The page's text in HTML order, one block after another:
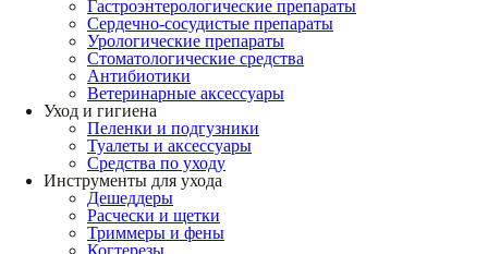
Гастроэнтерологические препараты
Сердечно-сосудистые препараты
Урологические препараты
Стоматологические средства
Антибиотики
Ветеринарные аксессуары
Уход и гигиена
Пеленки и подгузники
Туалеты и аксессуары
Средства по уходу
Инструменты для ухода
Дешеддеры
Расчески и щетки
Триммеры и фены
Когтерезы